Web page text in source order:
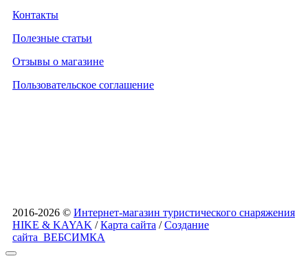
Контакты
Полезные статьи
Отзывы о магазине
Пользовательское соглашение
2016-2026 © Интернет-магазин туристического снаряжения
HIKE & KAYAK /Карта сайта /Создание
сайта ВЕБСИМКА